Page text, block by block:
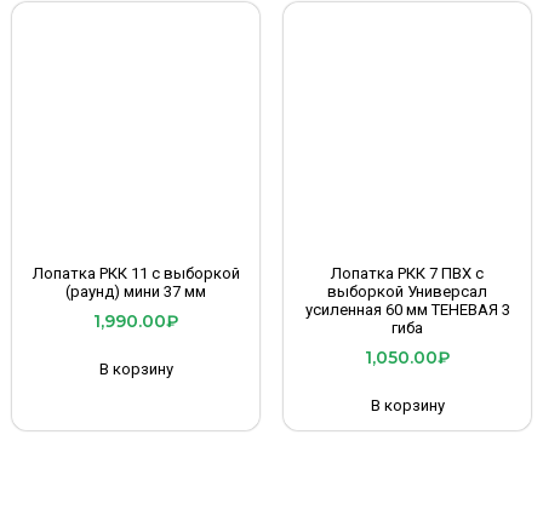
Лопатка РКК 11 с выборкой
(раунд) мини 37 мм
1,990.00₽
В корзину
Лопатка РКК 7 ПВХ с
выборкой Универсал
усиленная 60 мм ТЕНЕВАЯ 3
гиба
1,050.00₽
В корзину